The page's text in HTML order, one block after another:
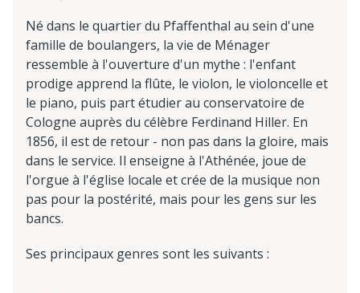
Né dans le quartier du Pfaffenthal au sein d'une
famille de boulangers, la vie de Ménager
ressemble à l'ouverture d'un mythe : l'enfant
prodige apprend la flûte, le violon, le violoncelle et
le piano, puis part étudier au conservatoire de
Cologne auprès du célèbre Ferdinand Hiller. En
1856, il est de retour - non pas dans la gloire, mais
dans le service. Il enseigne à l'Athénée, joue de
l'orgue à l'église locale et crée de la musique non
pas pour la postérité, mais pour les gens sur les
bancs.
Ses principaux genres sont les suivants :